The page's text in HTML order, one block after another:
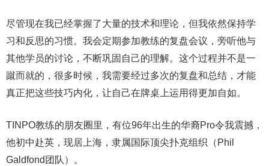
尽管现在我已经掌握了大量的技术和理论，但我依然保持学
习和反思的习惯。我会定期参加教练的复盘会议，旁听他与
其他学员的讨论，不断巩固自己的理解。这个过程并不是一
蹴而就的，很多时候，我需要经过多次的复盘和总结，才能
真正把这些技巧内化，让自己在牌桌上运用得更加自如。
TINPO教练的朋友圈里，有位96年出生的华裔Pro令我震撼，
他初中赴英，现居上海，隶属国际顶尖扑克组织（Phil
Galdfond团队）。